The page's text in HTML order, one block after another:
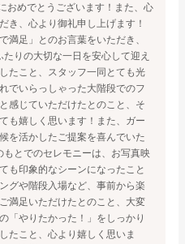
おめでとうございます！ また、心
き、心より御礼申し上げます！
満足」とのお言葉をいただき、
たりの大切な一日を安心して迎え
たこと、スタッフ一同とても光
でいらっしゃった大階段でのフ
感じていただけたとのこと、そ
も嬉しく思います！ また、ガー
を活かしたご提案を喜んでいた
もとでのセレモニーは、お写真映
も印象的なシーンになったこと
グや階段入場など、事前から楽
満足いただけたとのこと、大変
「やりたかった！」をしっかり
たこと、心より嬉しく思いま